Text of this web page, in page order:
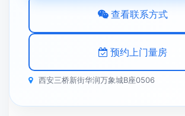
查看联系方式
预约上门量房
西安三桥新街华润万象城B座0506